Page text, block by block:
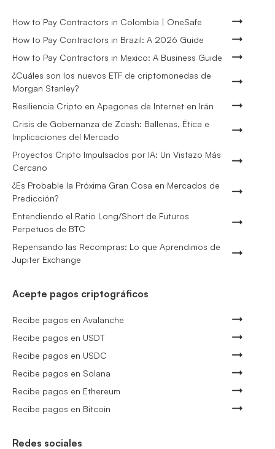
How to Pay Contractors in Colombia | OneSafe
How to Pay Contractors in Brazil: A 2026 Guide
How to Pay Contractors in Mexico: A Business Guide
¿Cuáles son los nuevos ETF de criptomonedas de
Morgan Stanley?
Resiliencia Cripto en Apagones de Internet en Irán
Crisis de Gobernanza de Zcash: Ballenas, Ética e
Implicaciones del Mercado
Proyectos Cripto Impulsados por IA: Un Vistazo Más
Cercano
¿Es Probable la Próxima Gran Cosa en Mercados de
Predicción?
Entendiendo el Ratio Long/Short de Futuros
Perpetuos de BTC
Repensando las Recompras: Lo que Aprendimos de
Jupiter Exchange
Acepte pagos criptográficos
Recibe pagos en Avalanche
Recibe pagos en USDT
Recibe pagos en USDC
Recibe pagos en Solana
Recibe pagos en Ethereum
Recibe pagos en Bitcoin
Redes sociales